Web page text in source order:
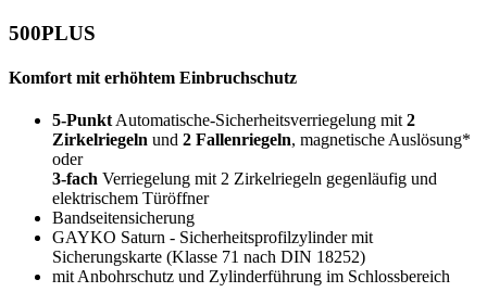
500PLUS
Komfort mit erhöhtem Einbruchschutz
5-Punkt Automatische-Sicherheitsverriegelung mit 2
Zirkelriegeln und 2 Fallenriegeln, magnetische Auslösung*
oder
3-fach Verriegelung mit 2 Zirkelriegeln gegenläufig und
elektrischem Türöffner
Bandseitensicherung
GAYKO Saturn - Sicherheitsprofilzylinder mit
Sicherungskarte (Klasse 71 nach DIN 18252)
mit Anbohrschutz und Zylinderführung im Schlossbereich